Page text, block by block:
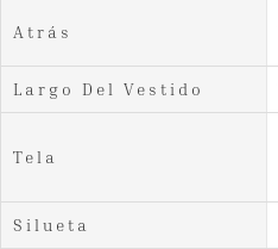
Atrás
Largo Del Vestido
Tela
Silueta